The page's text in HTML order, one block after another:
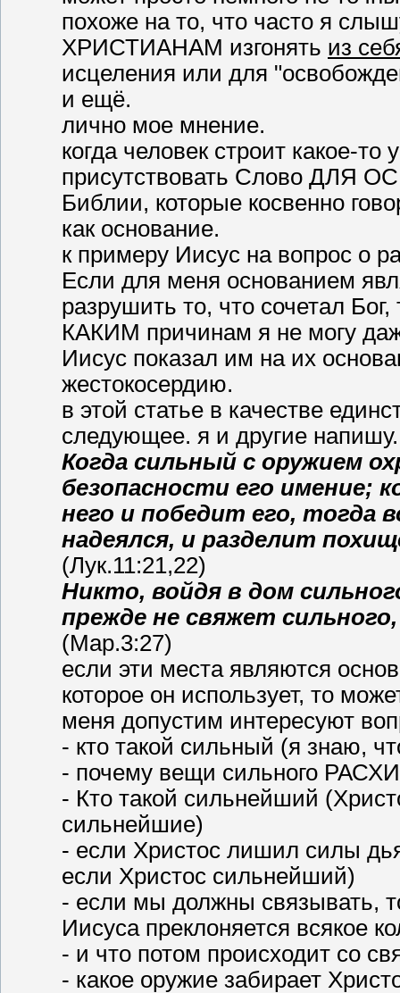
похоже на то, что часто я
ХРИСТИАНАМ изгонять из
исцеления или для
и ещё.
лично мое мнение.
когда человек строит какое-
присутствовать Слово ДЛЯ
Библии, которые косвенно
как основание.
к примеру Иисус на вопрос о
Если для меня основанием
разрушить то, что сочетал
КАКИМ причинам я не могу
Иисус показал им на их
жестокосердию.
в этой статье в качестве
следующее. я и другие напишу.
Когда сильный с оружием
безопасности его имение;
него и победит его, тогда
надеялся, и разделит
(Лук.11:21,22)
Никто, войдя в дом
прежде не свяжет
(Мар.3:27)
если эти места являются
которое он использует, то
меня допустим интересуют
- кто такой сильный (я
- почему вещи сильного
- Кто такой сильнейший
сильнейшие)
- если Христос лишил силы
если Христос сильнейший)
- если мы должны связывать,
Иисуса преклоняется всякое
- и что потом происходит со
- какое оружие забирает